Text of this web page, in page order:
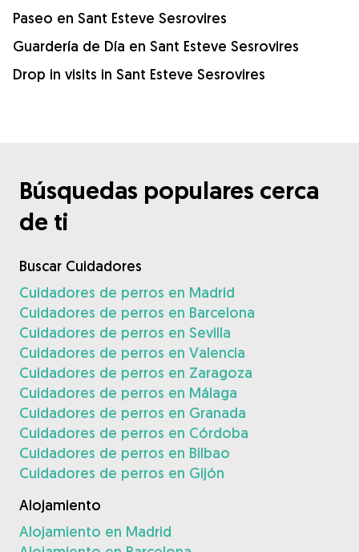
Paseo en Sant Esteve Sesrovires
Guardería de Día en Sant Esteve Sesrovires
Drop in visits in Sant Esteve Sesrovires
Búsquedas populares cerca
de ti
Buscar Cuidadores
Cuidadores de perros en Madrid
Cuidadores de perros en Barcelona
Cuidadores de perros en Sevilla
Cuidadores de perros en Valencia
Cuidadores de perros en Zaragoza
Cuidadores de perros en Málaga
Cuidadores de perros en Granada
Cuidadores de perros en Córdoba
Cuidadores de perros en Bilbao
Cuidadores de perros en Gijón
Alojamiento
Alojamiento en Madrid